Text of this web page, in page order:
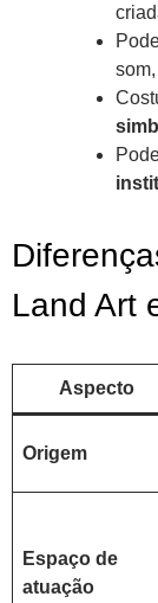
Land Art
Aspecto
Origem
Espaço de
atuação